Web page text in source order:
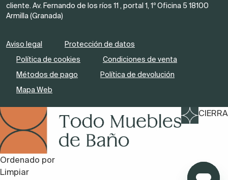
cliente. Av. Fernando de los ríos 11 , portal 1, 1º Oficina 5 18100
Armilla (Granada)
Aviso legal
Protección de datos
Política de cookies
Condiciones de venta
Métodos de pago
Política de devolución
Mapa Web
CIERRA
Ordenado por
Limpiar